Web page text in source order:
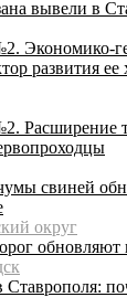
вывели в
Экономико-
развития
Расширение
свиней
округ
обновляют